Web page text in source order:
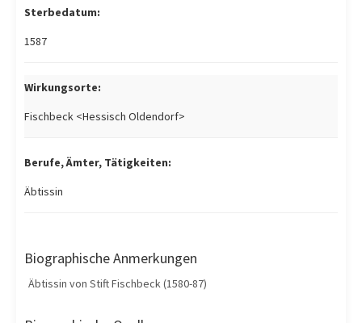
Sterbedatum:
1587
Wirkungsorte:
Fischbeck <Hessisch Oldendorf>
Berufe, Ämter, Tätigkeiten:
Äbtissin
Biographische Anmerkungen
Äbtissin von Stift Fischbeck (1580-87)